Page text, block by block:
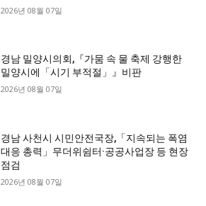
2026년 08월 07일
경남 밀양시의회,『가뭄 속 물 축제 강행한
밀양시에「시기 부적절」』비판
2026년 08월 07일
경남 사천시 시민안전국장,「지속되는 폭염
대응 총력」무더위쉼터·공공사업장 등 현장
점검
2026년 08월 07일